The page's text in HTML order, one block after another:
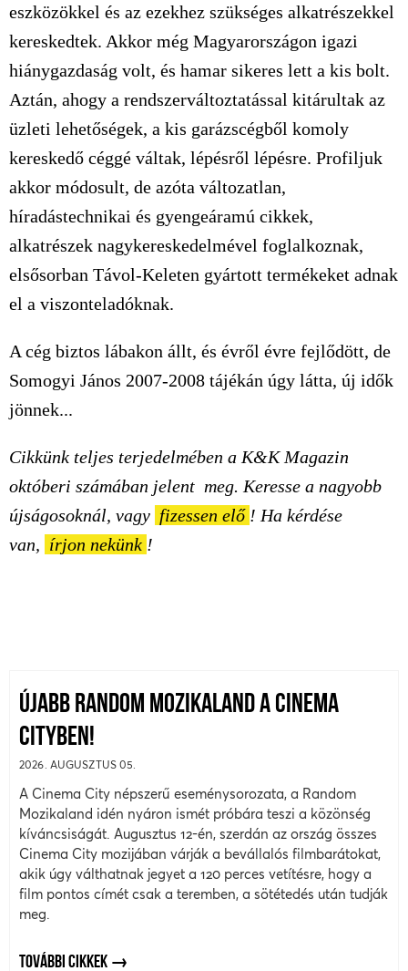
eszközökkel és az ezekhez szükséges alkatrészekkel
kereskedtek. Akkor még Magyarországon igazi
hiánygazdaság volt, és hamar sikeres lett a kis bolt.
Aztán, ahogy a rendszerváltoztatással kitárultak az
üzleti lehetőségek, a kis garázscégből komoly
kereskedő céggé váltak, lépésről lépésre. Profiljuk
akkor módosult, de azóta változatlan,
híradástechnikai és gyengeáramú cikkek,
alkatrészek nagykereskedelmével foglalkoznak,
elsősorban Távol-Keleten gyártott termékeket adnak
el a viszonteladóknak.
A cég biztos lábakon állt, és évről évre fejlődött, de
Somogyi János 2007-2008 tájékán úgy látta, új idők
jönnek...
Cikkünk teljes terjedelmében a K&K Magazin
októberi számában jelent meg. Keresse a nagyobb
újságosoknál, vagy fizessen elő ! Ha kérdése
van, írjon nekünk !
ÚJABB RANDOM MOZIKALAND A CINEMA
CITYBEN!
2026. AUGUSZTUS 05.
A Cinema City népszerű eseménysorozata, a Random
Mozikaland idén nyáron ismét próbára teszi a közönség
kíváncsiságát. Augusztus 12-én, szerdán az ország összes
Cinema City mozijában várják a bevállalós filmbarátokat,
akik úgy válthatnak jegyet a 120 perces vetítésre, hogy a
film pontos címét csak a teremben, a sötétedés után tudják
meg.
TOVÁBBI CIKKEK